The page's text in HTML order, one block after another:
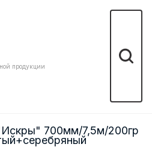
продукции
Поиск
700мм/7,5м/200гр